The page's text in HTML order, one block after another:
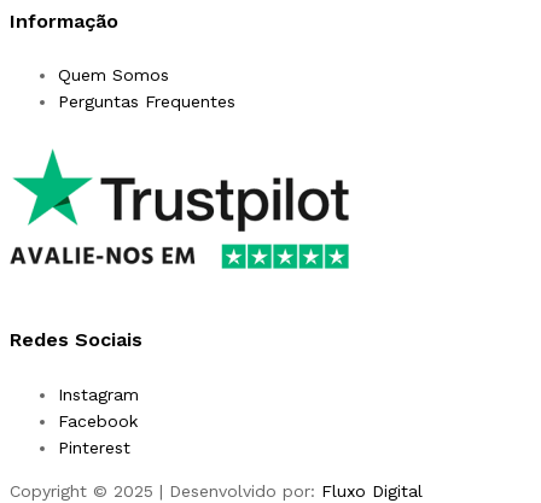
Informação
Quem Somos
Perguntas Frequentes
Redes Sociais
Instagram
Facebook
Pinterest
Copyright © 2025 | Desenvolvido por: Fluxo Digital